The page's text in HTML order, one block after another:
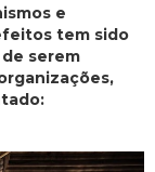
e
tem sido
serem